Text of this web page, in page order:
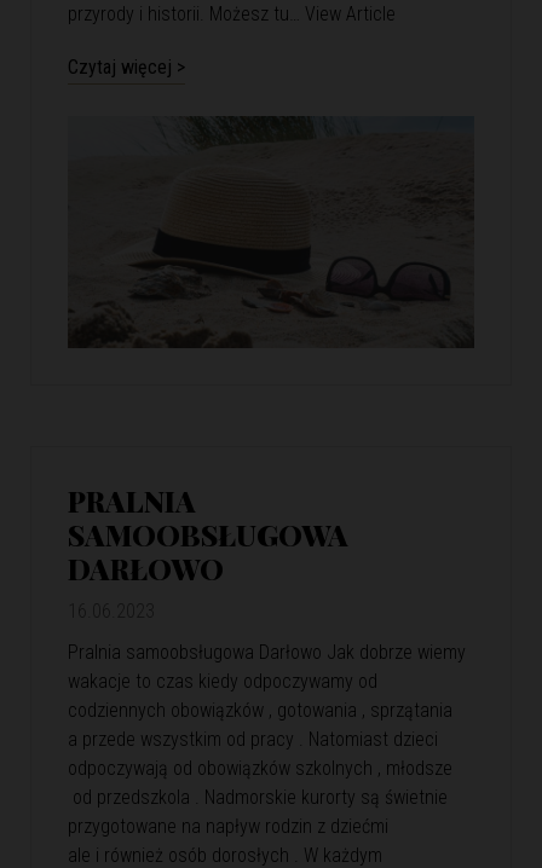
przyrody i historii. Możesz tu… View Article
Czytaj więcej >
PRALNIA
SAMOOBSŁUGOWA
DARŁOWO
Pralnia samoobsługowa Darłowo Jak dobrze wiemy
wakacje to czas kiedy odpoczywamy od
codziennych obowiązków , gotowania , sprzątania
a przede wszystkim od pracy . Natomiast dzieci
odpoczywają od obowiązków szkolnych , młodsze
od przedszkola . Nadmorskie kurorty są świetnie
przygotowane na napływ rodzin z dziećmi
ale i również osób dorosłych . W każdym